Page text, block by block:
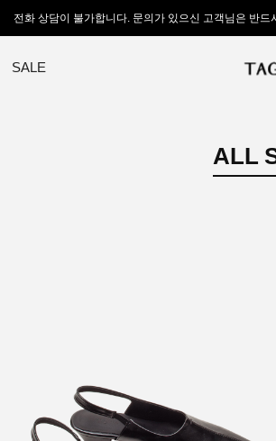
전화 상담이 불가합니다. 문의가 있으신 고객님은 반
SALE
ALL